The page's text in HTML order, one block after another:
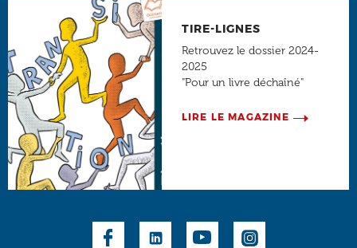
TIRE-LIGNES
Retrouvez le dossier 2024-
2025
"Pour un livre déchaîné"
LIRE LE MAGAZINE